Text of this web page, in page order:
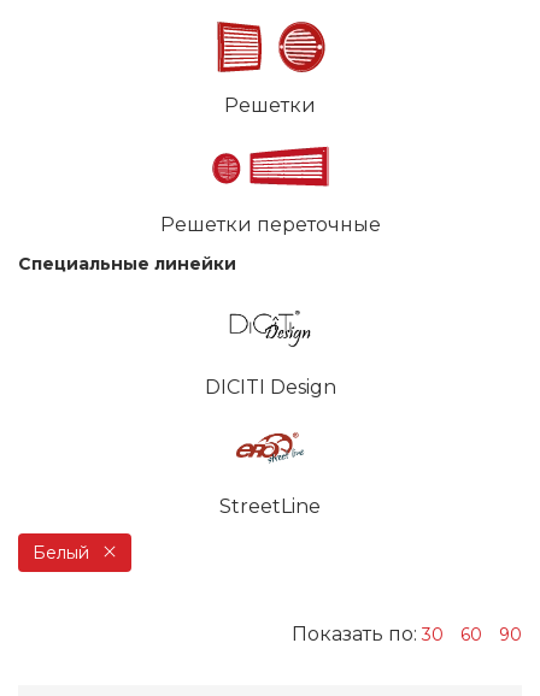
Решетки
Решетки переточные
Специальные линейки
DICITI Design
StreetLine
Белый
Показать по:30 60 90